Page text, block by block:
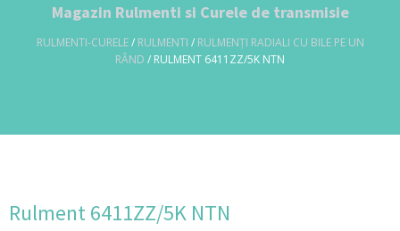
Magazin Rulmenti si Curele de transmisie
RULMENTI-CURELE/ RULMENTI / RULMENȚI RADIALI CU BILE PE UN
RÂND / RULMENT 6411ZZ/5K NTN
Rulment 6411ZZ/5K NTN